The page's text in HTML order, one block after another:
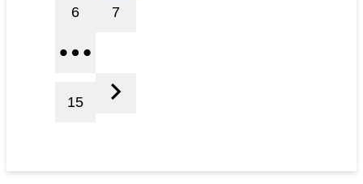
6 7
15